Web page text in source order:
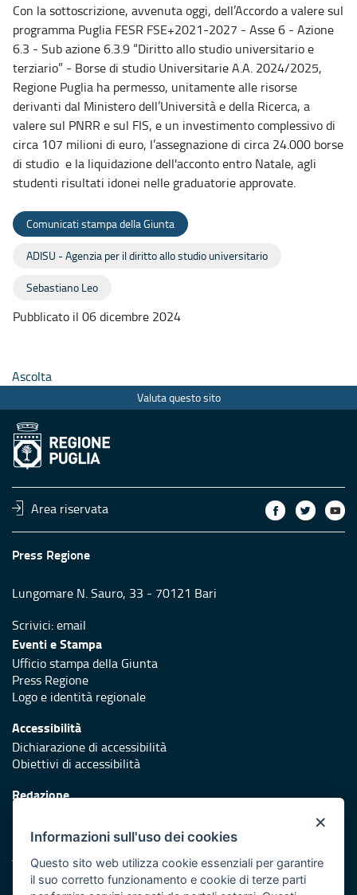
Con la sottoscrizione, avvenuta oggi, dell’Accordo a valere sul
programma Puglia FESR FSE+2021-2027 - Asse 6 - Azione
6.3 - Sub azione 6.3.9 “Diritto allo studio universitario e
terziario” - Borse di studio Universitarie A.A. 2024/2025,
Regione Puglia ha permesso, unitamente alle risorse
derivanti dal Ministero dell’Università e della Ricerca, a
valere sul PNRR e sul FIS, e un investimento complessivo di
circa 107 milioni di euro, l’assegnazione di circa 24.000 borse
di studio e la liquidazione dell'acconto entro Natale, agli
studenti risultati idonei nelle graduatorie approvate.
Comunicati stampa della Giunta
ADISU - Agenzia per il diritto allo studio universitario
Sebastiano Leo
Pubblicato il 06 dicembre 2024
Ascolta
Valuta questo sito
Area riservata
Press Regione
Lungomare N. Sauro, 33 - 70121 Bari
Scrivici:email
Eventi e Stampa
Ufficio stampa della Giunta
Press Regione
Logo e identità regionale
Accessibilità
Dichiarazione di accessibilità
Obiettivi di accessibilità
Redazione
Protezione civile
Vai al sito di Protezione Civile Puglia
×
Informazioni sull'uso dei cookies
Questo sito web utilizza cookie essenziali per garantire
il suo corretto funzionamento e cookie di terze parti